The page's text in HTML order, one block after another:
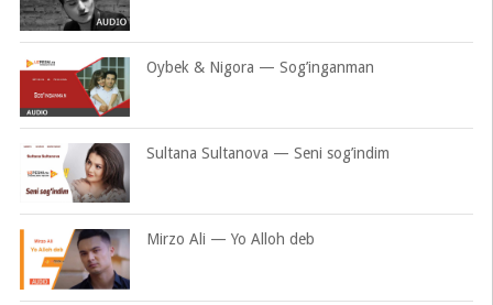
Oybek & Nigora — Sog’inganman
Sultana Sultanova — Seni sog’indim
Mirzo Ali — Yo Alloh deb